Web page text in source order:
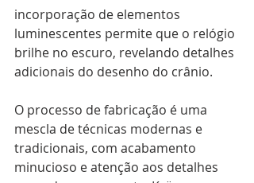
incorporação de elementos
luminescentes permite que o relógio
brilhe no escuro, revelando detalhes
adicionais do desenho do crânio.
O processo de fabricação é uma
mescla de técnicas modernas e
tradicionais, com acabamento
minucioso e atenção aos detalhes